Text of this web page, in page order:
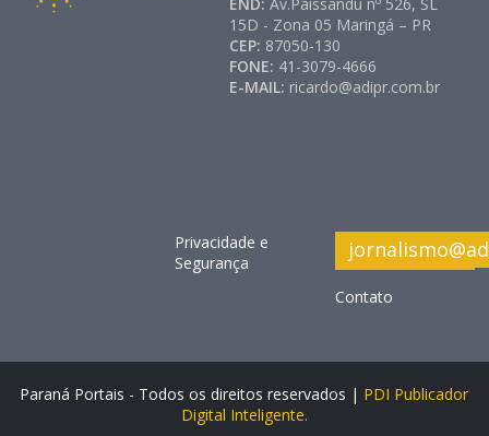
15D - Zona 05 Maringá – PR
CEP: 87050-130
FONE: 41-3079-4666
E-MAIL: ricardo@adipr.com.br
Privacidade e
Segurança
Contato
Paraná Portais - Todos os direitos reservados | PDI Publicador
Digital Inteligente.